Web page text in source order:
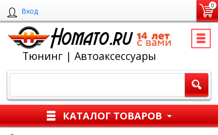
Вход
0
Тюнинг | Автоаксессуары
КАТАЛОГ ТОВАРОВ